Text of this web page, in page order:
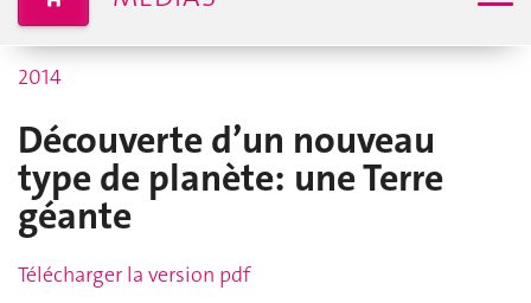
2014
Découverte d’un nouveau
type de planète: une Terre
géante
Télécharger la version pdf